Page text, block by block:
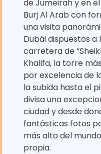
de Jumeirah y en
Burj Al Arab con
una visita
Dubái dispuestos
carretera de
Khalifa, la torre
por excelencia de
la subida hasta el
divisa una
ciudad y desde
fantásticas fotos
más alto del
propia.